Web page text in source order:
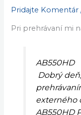
Pridajte Komentár
Pri prehrávaní mi
AB550HD
Dobrý
externého
AB550HD